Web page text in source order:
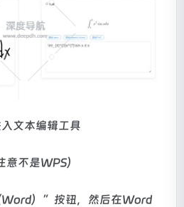
文本编辑工具
不是WPS）
）”按钮，然后在Word